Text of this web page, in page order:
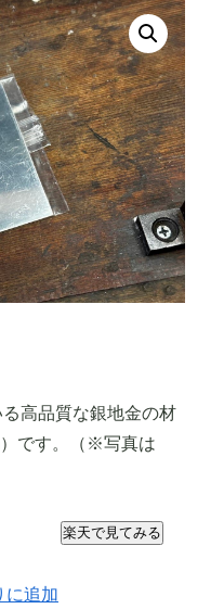
高品質な銀地金の材
です。（※写真は
楽天で見てみる
に追加